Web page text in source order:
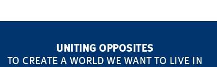
UNITING OPPOSITES
TO CREATE A WORLD WE WANT TO LIVE IN